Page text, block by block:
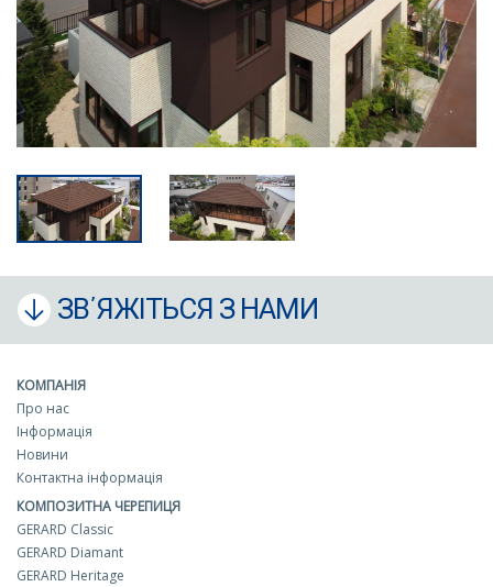
ЗВ΄ЯЖІТЬСЯ З НАМИ
КОМПАНІЯ
Про нас
Інформація
Новини
Контактна інформація
КОМПОЗИТНА ЧЕРЕПИЦЯ
GERARD Classic
GERARD Diamant
GERARD Heritage